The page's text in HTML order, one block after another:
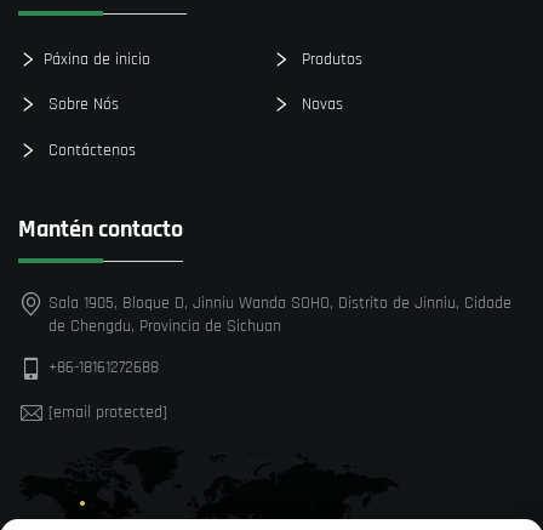
Páxina de inicio Produtos
Sobre Nós Novas
Contáctenos
Mantén contacto
Sala 1905, Bloque D, Jinniu Wanda SOHO, Distrito de Jinniu, Cidade
de Chengdu, Provincia de Sichuan
+86-18161272688
[email protected]